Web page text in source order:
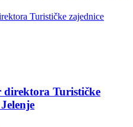
direktora Turističke